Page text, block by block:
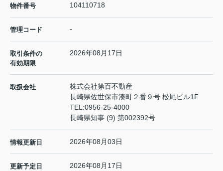
物件番号 104110718
管理コード -
取引条件の
有効期限
2026年08月17日
取扱会社
株式会社第百不動産
長崎県佐世保市湊町２番９号 松尾ビル1F
TEL:0956-25-4000
長崎県知事 (9) 第002392号
情報更新日 2026年08月03日
更新予定日 2026年08月17日